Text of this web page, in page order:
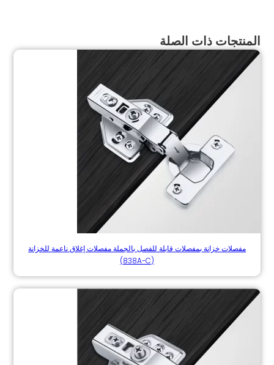
المنتجات ذات الصلة
مفصلات خزانة بمفصلات قابلة للفصل بالجملة مفصلات إغلاق ناعمة للخزانة
(838A-C)